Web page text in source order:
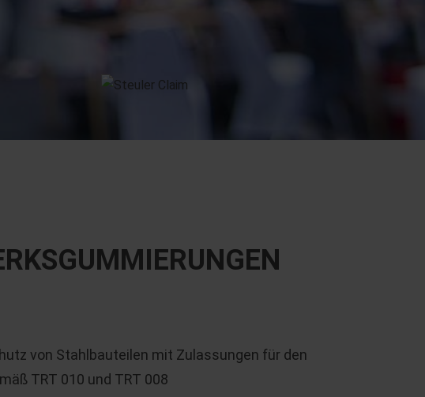
von Stahlbauteilen mit Zulassungen für den
TRT 010 und TRT 008